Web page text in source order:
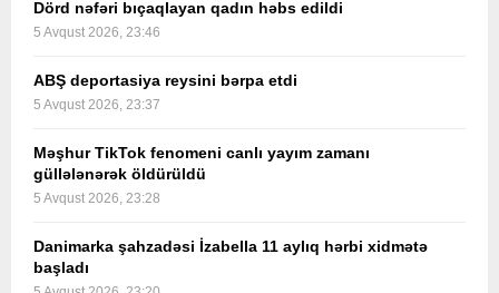
Dörd nəfəri bıçaqlayan qadın həbs edildi
5 Avqust 2026, 23:46
ABŞ deportasiya reysini bərpa etdi
5 Avqust 2026, 23:37
Məşhur TikTok fenomeni canlı yayım zamanı
güllələnərək öldürüldü
5 Avqust 2026, 23:28
Danimarka şahzadəsi İzabella 11 aylıq hərbi xidmətə
başladı